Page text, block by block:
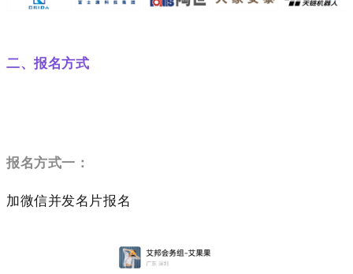
二、报名方式
报名方式一：
加微信并发名片报名